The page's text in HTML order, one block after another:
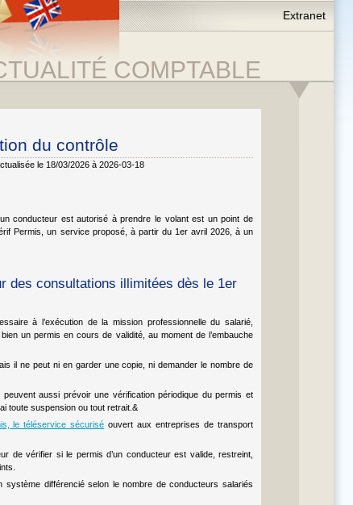
Extranet
COMPTABLE
du contrôle
le 18/03/2026 à 2026-03-18
conducteur est autorisé à prendre le volant est un point de
Permis, un service proposé, à partir du 1er avril 2026, à un
des consultations illimitées dès le 1er
à l’exécution de la mission professionnelle du salarié,
un permis en cours de validité, au moment de l’embauche
il ne peut ni en garder une copie, ni demander le nombre de
aussi prévoir une vérification périodique du permis et
toute suspension ou tout retrait.&
le téléservice sécurisé ouvert aux entreprises de transport
de vérifier si le permis d’un conducteur est valide, restreint,
système différencié selon le nombre de conducteurs salariés